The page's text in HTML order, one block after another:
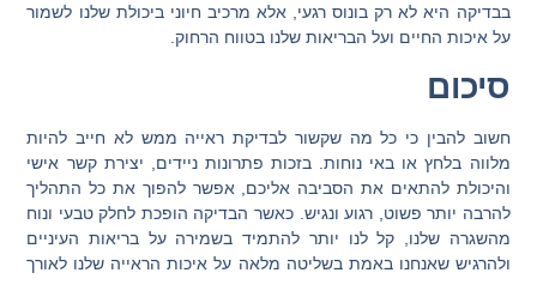
בבדיקה היא לא רק בונוס רגעי, אלא מרכיב חיוני ביכולת שלנו לשמור
על איכות החיים ועל הבריאות שלנו בטווח הרחוק.
סיכום
חשוב להבין כי כל מה שקשור לבדיקת ראייה ממש לא חייב להיות
מלווה בלחץ או באי נוחות. בזכות פתרונות ניידים, יצירת קשר אישי
והיכולת להתאים את הסביבה אליכם, אפשר להפוך את כל התהליך
להרבה יותר פשוט, רגוע ונגיש. כאשר הבדיקה הופכת לחלק טבעי ונוח
מהשגרה שלנו, קל לנו יותר להתמיד בשמירה על בריאות העיניים
ולהרגיש שאנחנו באמת בשליטה מלאה על איכות הראייה שלנו לאורך